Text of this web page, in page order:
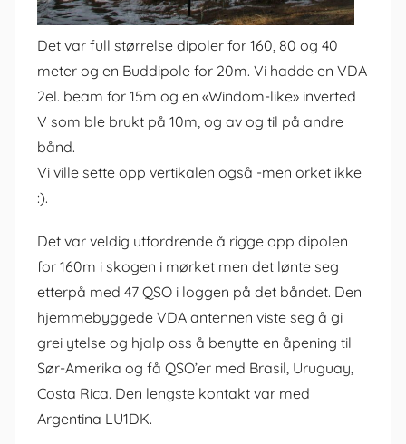
Det var full størrelse dipoler for 160, 80 og 40
meter og en Buddipole for 20m. Vi hadde en VDA
2el. beam for 15m og en «Windom-like» inverted
V som ble brukt på 10m, og av og til på andre
bånd.
Vi ville sette opp vertikalen også -men orket ikke
:).
Det var veldig utfordrende å rigge opp dipolen
for 160m i skogen i mørket men det lønte seg
etterpå med 47 QSO i loggen på det båndet. Den
hjemmebyggede VDA antennen viste seg å gi
grei ytelse og hjalp oss å benytte en åpening til
Sør-Amerika og få QSO’er med Brasil, Uruguay,
Costa Rica. Den lengste kontakt var med
Argentina LU1DK.